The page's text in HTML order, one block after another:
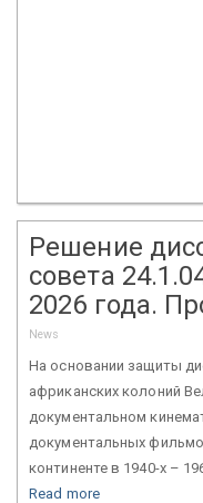
Решение
совета
2026 года.
News
На основании защиты
африканских колоний
документальном
документальных
континенте в 1940-х –
Read more